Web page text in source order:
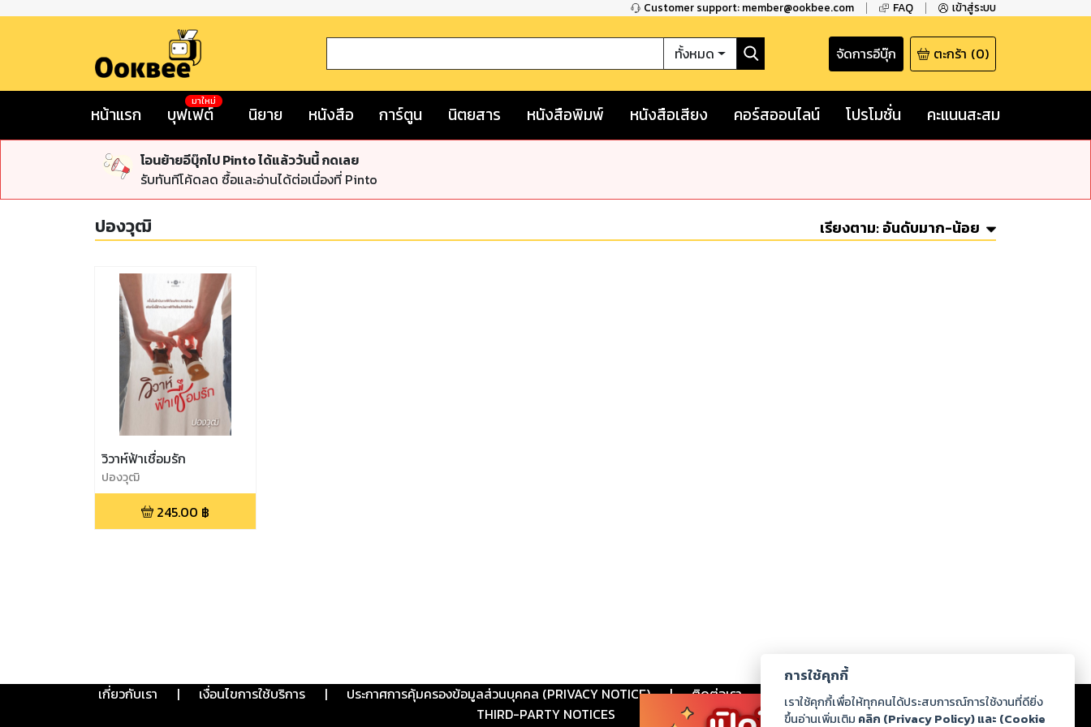
Customer support: member@ookbee.com FAQ เข้าสู่ระบบ
ทั้งหมด จัดการอีบุ๊ก ตะกร้า (0)
หน้าแรก บุฟเฟต์
มาใหม่
นิยาย หนังสือ การ์ตูน นิตยสาร หนังสือพิมพ์ หนังสือเสียง คอร์สออนไลน์ โปรโมชั่น คะแนนสะสม
โอนย้ายอีบุ๊กไป Pinto ได้แล้ววันนี้ กดเลย
รับทันทีโค้ดลด ซื้อและอ่านได้ต่อเนื่องที่ Pinto
ปองวุฒิ เรียงตาม:อันดับมาก-น้อย
วิวาห์ฟ้าเชื่อมรัก
ปองวุฒิ
245.00 ฿
เกี่ยวกับเรา | เงื่อนไขการใช้บริการ | ประกาศการคุ้มครองข้อมูลส่วนบุคคล (PRIVACY NOTICE) | ติดต่อเรา ร่วมงานกับเรา ดาวน์โหลด
THIRD-PARTY NOTICES
การใช้คุกกี้
เราใช้คุกกี้เพื่อให้ทุกคนได้ประสบการณ์การใช้งานที่ดียิ่ง
ขึ้นอ่านเพิ่มเติม คลิก (Privacy Policy) และ (Cookie